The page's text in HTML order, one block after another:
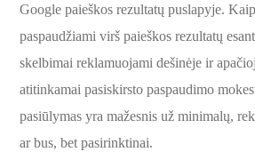
Google paieškos rezultatų puslapyje.
paspaudžiami virš paieškos rezultatų
skelbimai reklamuojami dešinėje ir
atitinkamai pasiskirsto paspaudimo
pasiūlymas yra mažesnis už minimalų,
ar bus, bet pasirinktinai.